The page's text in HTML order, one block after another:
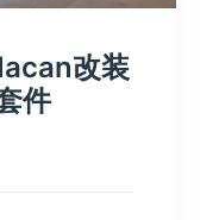
改装
件